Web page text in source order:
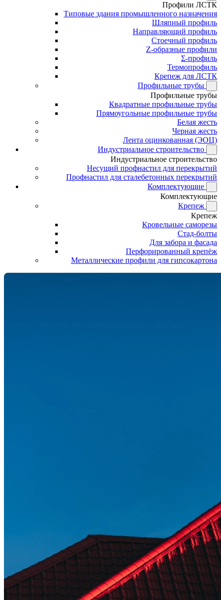
Профили ЛСТК
Типовые здания промышленного назначения
Шляпный профиль
Направляющий профиль
Стоечный профиль
Z-образные профили
Σ-профиль
Термопрофиль
Крепеж для ЛСТК
Профильные трубы
Профильные трубы
Квадратные профильные трубы
Прямоугольные профильные трубы
Белая жесть
Черная жесть
Лента оцинкованная (ЭОЦ)
Индустриальное строительство
Индустриальное строительство
Несущий профнастил для перекрытий
Профнастил для сталебетонных перекрытий
Комплектующие
Комплектующие
Крепеж
Крепеж
Кровельные саморезы
Стад-болты
Для забора и фасада
Перфорированный крепёж
Металлические профили для гипсокартона